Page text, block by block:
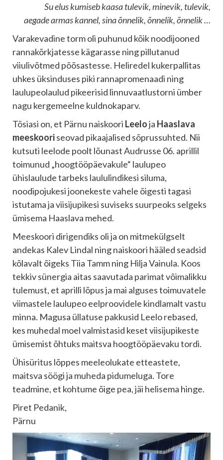
Su elus kumiseb kaasa tulevik, minevik, tulevik,
aegade armas kannel, sina õnnelik, õnnelik, õnnelik …
Varakevadine torm oli puhunud kõik noodijooned
rannakõrkjatesse kägarasse ning pillutanud
viiulivõtmed põõsastesse. Heliredel kukerpallitas
uhkes üksinduses piki rannapromenaadi ning
laulupeolaulud pikeerisid linnuvaatlustorni ümber
nagu kergemeelne kuldnokaparv.
Tõsiasi on, et Pärnu naiskoori Leeloja Haaslava
meeskooriseovad pikaajalised sõprussuhted. Nii
kutsuti leelode poolt lõunast Audrusse 06. aprillil
toimunud „hoogtööpäevakule“ laulupeo
ühislaulude tarbeks laululindikesi siluma,
noodipojukesi joonekeste vahele õigesti tagasi
istutama ja viisijupikesi suviseks suurpeoks selgeks
ümisema Haaslava mehed.
Meeskoori dirigendiks oli ja on mitmekülgselt
andekas Kalev Lindal ning naiskoori hääled seadsid
kõlavalt õigeks Tiia Tamm ning Hilja Vainula. Koos
tekkiv sünergia aitas saavutada parimat võimalikku
tulemust, et aprilli lõpus ja mai alguses toimuvatele
viimastele laulupeo eelproovidele kindlamalt vastu
minna. Magusa üllatuse pakkusid Leelo rebased,
kes muhedal moel valmistasid keset viisijupikeste
ümisemist õhtuks maitsva hoogtööpäevaku tordi.
Ühisüritus lõppes meeleolukate etteastete,
maitsva söögi ja muheda pidumeluga. Tore
teadmine, et kohtume õige pea, jäi helisema hinge.
Piret Pedanik,
Pärnu